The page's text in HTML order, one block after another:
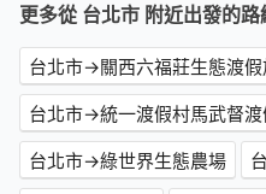
更多從 台北市 附近出發的路
台北市→關西六福莊生態渡
台北市→統一渡假村馬武督
台北市→綠世界生態農場